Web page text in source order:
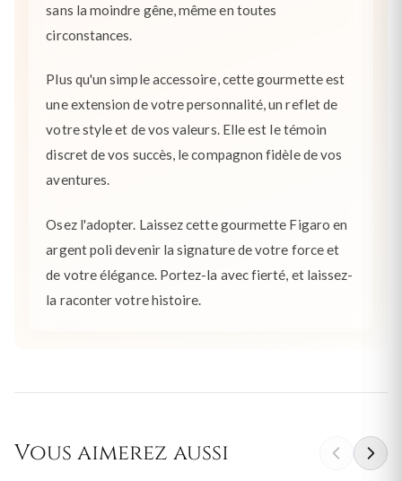
sans la moindre gêne, même en toutes
circonstances.
Plus qu'un simple accessoire, cette gourmette est
une extension de votre personnalité, un reflet de
votre style et de vos valeurs. Elle est le témoin
discret de vos succès, le compagnon fidèle de vos
aventures.
Osez l'adopter. Laissez cette gourmette Figaro en
argent poli devenir la signature de votre force et
de votre élégance. Portez-la avec fierté, et laissez-
la raconter votre histoire.
Vous aimerez aussi